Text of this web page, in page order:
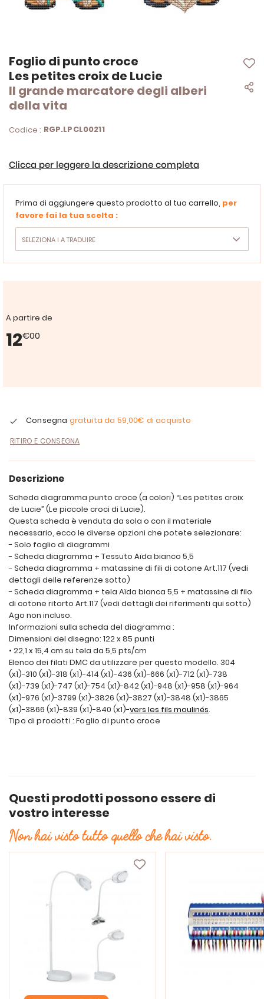
Foglio di punto croce
Les petites croix de Lucie
Il grande marcatore degli alberi
della vita
Codice : RGP.LPCL00211
Clicca per leggere la descrizione completa
Prima di aggiungere questo prodotto al tuo carrello, per
favore fai la tua scelta :
A partire de
12€00
Consegna gratuita da 59,00€ di acquisto
RITIRO E CONSEGNA
Vai
all'inizio
della
galleria
di
Descrizione
Scheda diagramma punto croce (a colori) “Les petites croix
de Lucie” (Le piccole croci di Lucie).
Questa scheda è venduta da sola o con il materiale
necessario, ecco le diverse opzioni che potete selezionare:
- Solo foglio di diagrammi
- Scheda diagramma + Tessuto Aïda bianco 5,5
- Scheda diagramma + matassine di fili di cotone Art.117 (vedi
dettagli delle referenze sotto)
- Scheda diagramma + tela Aïda bianca 5,5 + matassine di filo
di cotone ritorto Art.117 (vedi dettagli dei riferimenti qui sotto)
Ago non incluso.
Informazioni sulla scheda del diagramma :
Dimensioni del disegno: 122 x 85 punti
• 22,1 x 15,4 cm su tela da 5,5 pts/cm
Elenco dei filati DMC da utilizzare per questo modello. 304
(x1)-310 (x1)-318 (x1)-414 (x1)-436 (x1)-666 (x1)-712 (x1)-738
(x1)-739 (x1)-747 (x1)-754 (x1)-842 (x1)-948 (x1)-958 (x1)-964
(x1)-976 (x1)-3799 (x1)-3826 (x1)-3827 (x1)-3848 (x1)-3865
(x1)-3866 (x1)-839 (x1)-840 (x1)-vers les fils moulinés.
Tipo di prodotti : Foglio di punto croce
Questi prodotti possono essere di
vostro interesse
Non hai visto tutto quello che hai visto.